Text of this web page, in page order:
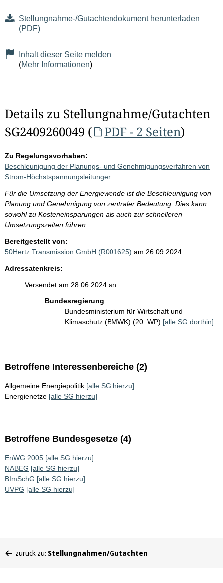
Stellungnahme-/Gutachtendokument herunterladen
(PDF)
Inhalt dieser Seite melden
(Mehr Informationen)
Details zu Stellungnahme/Gutachten
SG2409260049 (
PDF - 2 Seiten)
Zu Regelungsvorhaben:
Beschleunigung der Planungs- und Genehmigungsverfahren von
Strom-Höchstspannungsleitungen
Für die Umsetzung der Energiewende ist die Beschleunigung von
Planung und Genehmigung von zentraler Bedeutung. Dies kann
sowohl zu Kosteneinsparungen als auch zur schnelleren
Umsetzungszeiten führen.
Bereitgestellt von:
50Hertz Transmission GmbH (R001625) am 26.09.2024
Adressatenkreis:
Versendet am 28.06.2024 an:
Bundesregierung
Bundesministerium für Wirtschaft und
Klimaschutz (BMWK) (20. WP) [alle SG dorthin]
Betroffene Interessenbereiche (2)
Allgemeine Energiepolitik [alle SG hierzu]
Energienetze [alle SG hierzu]
Betroffene Bundesgesetze (4)
EnWG 2005 [alle SG hierzu]
NABEG [alle SG hierzu]
BImSchG [alle SG hierzu]
UVPG [alle SG hierzu]
befinden
zurück zu: Stellungnahmen/Gutachten